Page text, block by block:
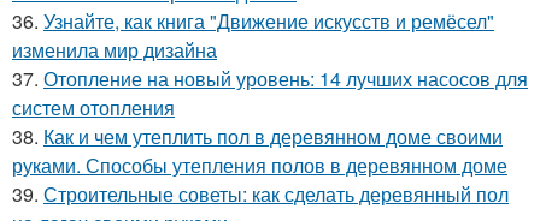
36. Узнайте, как книга "Движение искусств и ремёсел"
изменила мир дизайна
37. Отопление на новый уровень: 14 лучших насосов для
систем отопления
38. Как и чем утеплить пол в деревянном доме своими
руками. Способы утепления полов в деревянном доме
39. Строительные советы: как сделать деревянный пол